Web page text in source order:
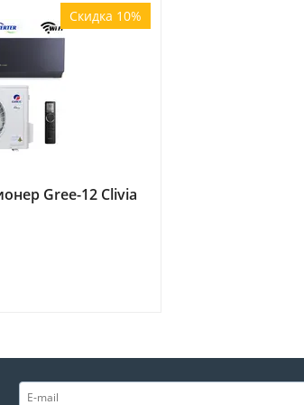
Скидка 10%
Gree-12 Clivia